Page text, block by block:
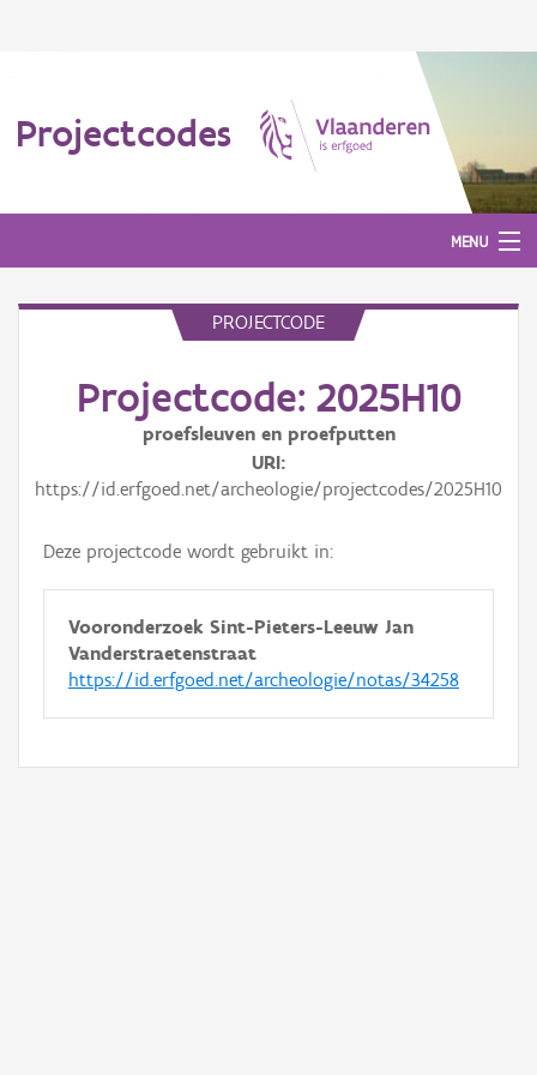
Projectcodes
MENU
PROJECTCODE
Projectcode: 2025H10
proefsleuven en proefputten
URI
https://id.erfgoed.net/archeologie/projectcodes/2025H10
Deze projectcode wordt gebruikt in:
Vooronderzoek Sint-Pieters-Leeuw Jan
Vanderstraetenstraat
https://id.erfgoed.net/archeologie/notas/34258